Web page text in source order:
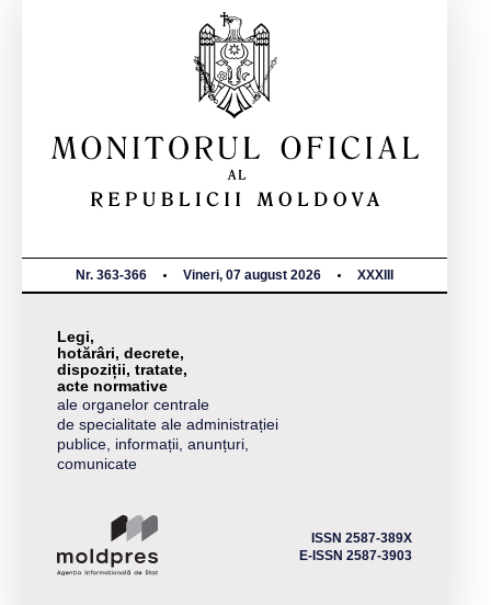
Nr. 363-366 Vineri, 07 august 2026 XXXIII
Legi,
hotărâri, decrete,
dispoziții, tratate,
acte normative
ale organelor centrale
de specialitate ale administrației
publice, informații, anunțuri,
comunicate
ISSN 2587-389X
E-ISSN 2587-3903